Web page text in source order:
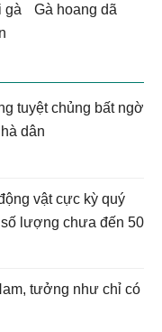
gà
gà hoang dã
tuyệt chủng bất ngờ
dân
vật cực kỳ quý
lượng chưa đến 50
tưởng như chỉ có